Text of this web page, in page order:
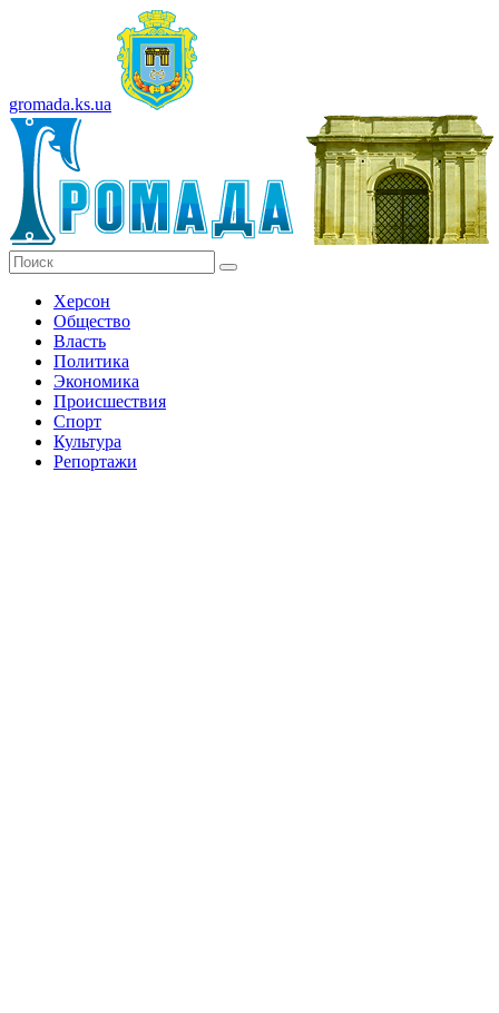
gromada.ks.ua
Херсон
Общество
Власть
Политика
Экономика
Происшествия
Спорт
Культура
Репортажи